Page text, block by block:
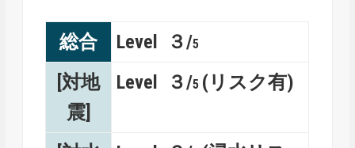
総合 Level ３/5
[対地
震]
Level ３/5 (リスク有)